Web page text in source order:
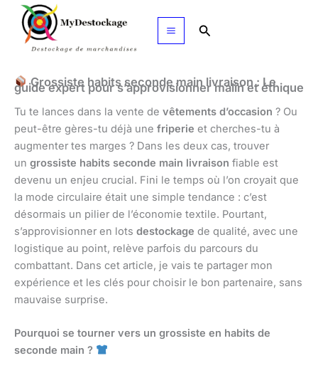
Aller
contenu
Rechercher
Grossiste habits seconde main livraison : Le
guide expert pour s’approvisionner malin et éthique
Tu te lances dans la vente de vêtements d’occasion ? Ou
peut-être gères-tu déjà une friperie et cherches-tu à
augmenter tes marges ? Dans les deux cas, trouver
un grossiste habits seconde main livraison fiable est
devenu un enjeu crucial. Fini le temps où l’on croyait que
la mode circulaire était une simple tendance : c’est
désormais un pilier de l’économie textile. Pourtant,
s’approvisionner en lots destockage de qualité, avec une
logistique au point, relève parfois du parcours du
combattant. Dans cet article, je vais te partager mon
expérience et les clés pour choisir le bon partenaire, sans
mauvaise surprise.
Pourquoi se tourner vers un grossiste en habits de
seconde main ?